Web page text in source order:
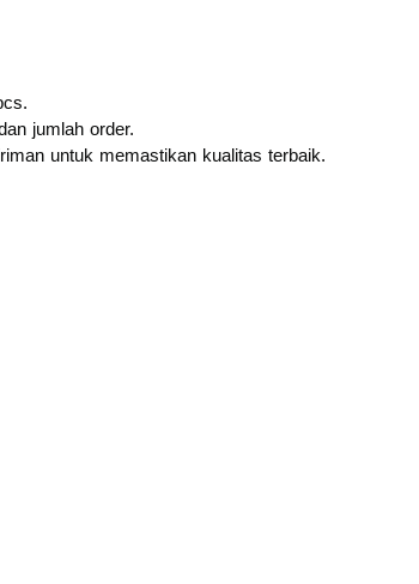
jumlah order.
untuk memastikan kualitas terbaik.